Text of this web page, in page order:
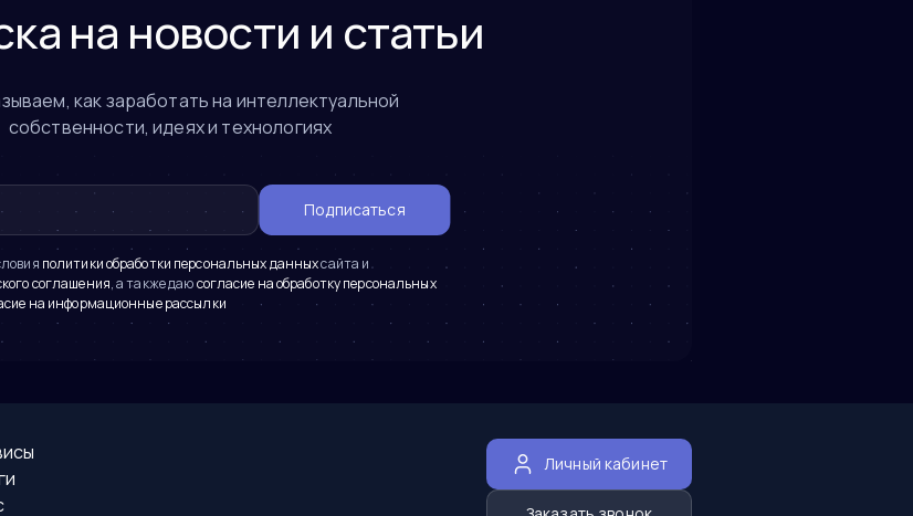
на новости и статьи
как заработать на интеллектуальной
собственности, идеях и технологиях
Подписаться
политики обработки персональных данныхсайта и
соглашения, а также даюсогласие на обработку персональных
на информационные рассылки
Личный кабинет